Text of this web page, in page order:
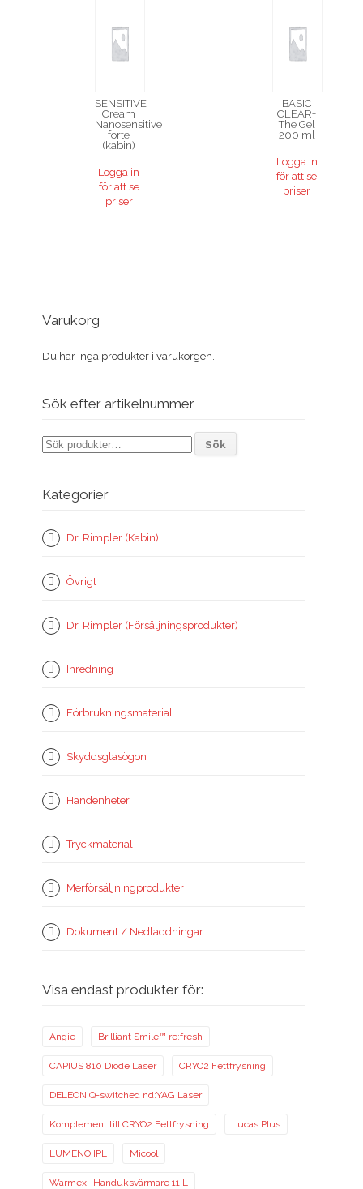
SENSITIVE
Cream
Nanosensitive
forte
(kabin)
Logga in
för att se
priser
BASIC
CLEAR+
The Gel
200 ml
Logga in
för att se
priser
Varukorg
Du har inga produkter i varukorgen.
Sök efter artikelnummer
Sök
efter:
Sök
Kategorier
Dr. Rimpler (Kabin)
Övrigt
Dr. Rimpler (Försäljningsprodukter)
Inredning
Förbrukningsmaterial
Skyddsglasögon
Handenheter
Tryckmaterial
Merförsäljningprodukter
Dokument / Nedladdningar
Visa endast produkter för:
Angie Brilliant Smile™ re:fresh
CAPIUS 810 Diode Laser CRYO2 Fettfrysning
DELEON Q-switched nd:YAG Laser
Komplement till CRYO2 Fettfrysning Lucas Plus
LUMENO IPL Micool
Warmex- Handuksvärmare 11 L